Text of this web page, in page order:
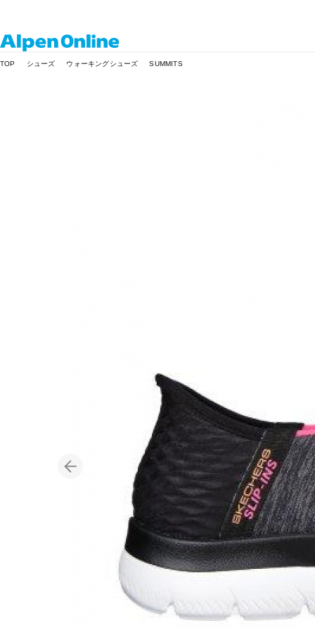
Online
TOP シューズ ウォーキングシューズ SUMMITS